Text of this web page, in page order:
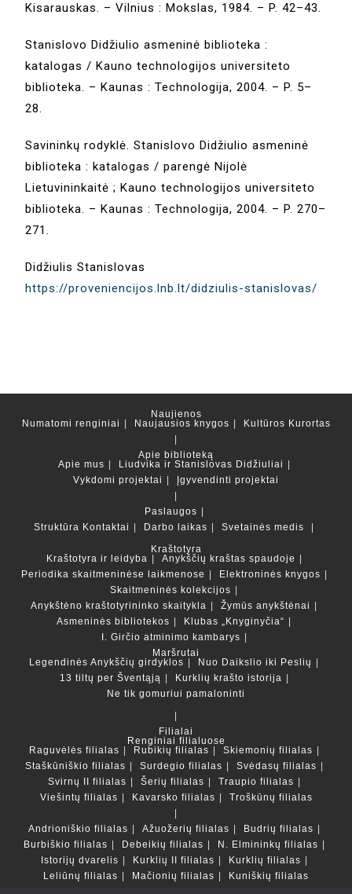
Kisarauskas. – Vilnius : Mokslas, 1984. – P. 42–43.
Stanislovo Didžiulio asmeninė biblioteka :
katalogas / Kauno technologijos universiteto
biblioteka. – Kaunas : Technologija, 2004. – P. 5–
28.
Savininkų rodyklė. Stanislovo Didžiulio asmeninė
biblioteka : katalogas / parengė Nijolė
Lietuvininkaitė ; Kauno technologijos universiteto
biblioteka. – Kaunas : Technologija, 2004. – P. 270–
271.
Didžiulis Stanislovas
https://proveniencijos.lnb.lt/didziulis-stanislovas/
Naujienos
Numatomi renginiai
Naujausios knygos Kultūros Kurortas
Apie biblioteką
Apie mus
Liudvika ir Stanislovas Didžiuliai
Vykdomi projektai
Įgyvendinti projektai
Paslaugos
Struktūra Kontaktai Darbo laikas
Svetainės medis
Kraštotyra
Kraštotyra ir leidyba
Anykščių kraštas spaudoje
Periodika skaitmeninėse laikmenose
Elektroninės knygos
Skaitmeninės kolekcijos
Anykštėno kraštotyrininko skaitykla
Žymūs anykštėnai
Asmeninės bibliotekos
Klubas „Knyginyčia“
I. Girčio atminimo kambarys
Maršrutai
Legendinės Anykščių girdyklos
Nuo Daikslio iki Peslių
13 tiltų per Šventąją
Kurklių krašto istorija
Ne tik gomuriui pamaloninti
Filialai
Renginiai filialuose
Raguvėlės filialas
Rubikių filialas
Skiemonių filialas
Staškūniškio filialas
Surdegio filialas
Svėdasų filialas
Svirnų II filialas
Šerių filialas
Traupio filialas
Viešintų filialas
Kavarsko filialas Troškūnų filialas
Andrioniškio filialas Ažuožerių filialas
Budrių filialas
Burbiškio filialas
Debeikių filialas
N. Elmininkų filialas
Istorijų dvarelis
Kurklių II filialas
Kurklių filialas
Leliūnų filialas
Mačionių filialas Kuniškių filialas